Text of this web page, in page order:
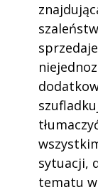
sytuacji,
tematu